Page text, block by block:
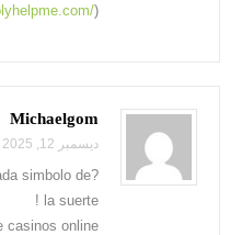
)
Michaelgom
ديسمبر 12, 2025 الي 1:06 ص
simbolo de
la suerte !
casinos online